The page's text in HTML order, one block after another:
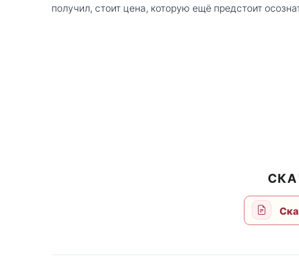
получил, стоит цена, которую ещё предстоит